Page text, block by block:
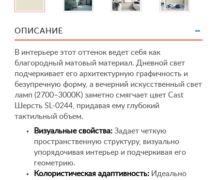
ОПИСАНИЕ
В интерьере этот оттенок ведет себя как
благородный матовый материал. Дневной свет
подчеркивает его архитектурную графичность и
безупречную форму, а вечерний искусственный свет
ламп (2700–3000K) заметно смягчает цвет Cast
Шерсть SL-0244, придавая ему глубокий
тактильный объем.
Визуальные свойства: Задает четкую
пространственную структуру, визуально
упорядочивая интерьер и подчеркивая его
геометрию.
Колористическая адаптивность: Идеально